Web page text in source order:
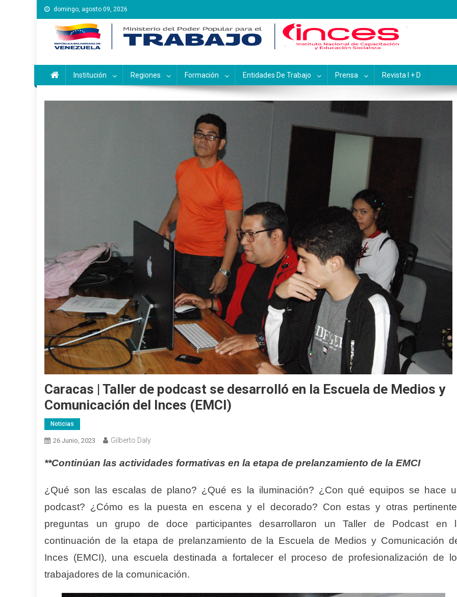
Saltar
al
contenido
domingo, agosto 09, 2026
Instituto Nacional de Capacitación y Educación
Inces
Institución Regiones Formación Entidades De Trabajo Prensa Revista I + D
Caracas | Taller de podcast se desarrolló en la Escuela de Medios y
Comunicación del Inces (EMCI)
Noticias
26 Junio, 2023 Gilberto Daly
**Continúan las actividades formativas en la etapa de prelanzamiento de la EMCI
¿Qué son las escalas de plano? ¿Qué es la iluminación? ¿Con qué equipos se hace
podcast? ¿Cómo es la puesta en escena y el decorado? Con estas y otras
preguntas un grupo de doce participantes desarrollaron un Taller de Podcast en
continuación de la etapa de prelanzamiento de la Escuela de Medios y Comunicación
Inces (EMCI), una escuela destinada a fortalecer el proceso de profesionalización de
trabajadores de la comunicación.